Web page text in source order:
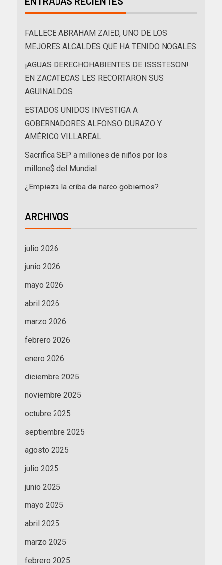
FALLECE ABRAHAM ZAIED, UNO DE LOS
MEJORES ALCALDES QUE HA TENIDO NOGALES
¡AGUAS DERECHOHABIENTES DE ISSSTESON!
EN ZACATECAS LES RECORTARON SUS
AGUINALDOS
ESTADOS UNIDOS INVESTIGA A
GOBERNADORES ALFONSO DURAZO Y
AMÉRICO VILLAREAL
Sacrifica SEP a millones de niños por los
millone$ del Mundial
¿Empieza la criba de narco gobiernos?
ARCHIVOS
julio 2026
junio 2026
mayo 2026
abril 2026
marzo 2026
febrero 2026
enero 2026
diciembre 2025
noviembre 2025
octubre 2025
septiembre 2025
agosto 2025
julio 2025
junio 2025
mayo 2025
abril 2025
marzo 2025
febrero 2025